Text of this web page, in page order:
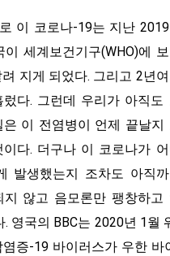
이 코로나-19는 지난
이 세계보건기구(WHO)에
지게 되었다. 그리고 2년여
렀다. 그런데 우리가 아직도
은 이 전염병이 언제 끝날지
이다. 더구나 이 코로나가 어
발생했는지 조차도 아직까
지 않고 음모론만 팽창하고
. 영국의 BBC는 2020년 1
염증-19 바이러스가 우한